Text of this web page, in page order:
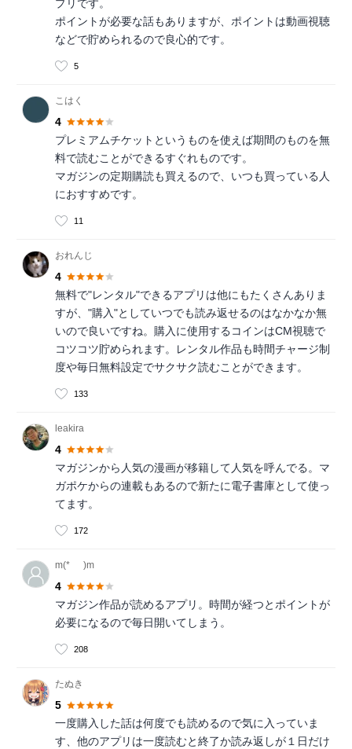
プリです。
ポイントが必要な話もありますが、ポイントは動画視聴
などで貯められるので良心的です。
5
こはく
4
プレミアムチケットというものを使えば期間のものを無
料で読むことができるすぐれものです。
マガジンの定期購読も買えるので、いつも買っている人
におすすめです。
11
おれんじ
4
無料で"レンタル"できるアプリは他にもたくさんありま
すが、"購入"としていつでも読み返せるのはなかなか無
いので良いですね。購入に使用するコインはCM視聴で
コツコツ貯められます。レンタル作品も時間チャージ制
度や毎日無料設定でサクサク読むことができます。
133
leakira
4
マガジンから人気の漫画が移籍して人気を呼んでる。マ
ガポケからの連載もあるので新たに電子書庫として使っ
てます。
172
m(*_ _)m
4
マガジン作品が読めるアプリ。時間が経つとポイントが
必要になるので毎日開いてしまう。
208
たぬき
5
一度購入した話は何度でも読めるので気に入っていま
す、他のアプリは一度読むと終了か読み返しが１日だけ